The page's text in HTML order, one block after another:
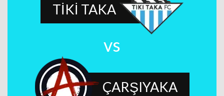
TİKİ TAKA
vs
ÇARŞIYAKA